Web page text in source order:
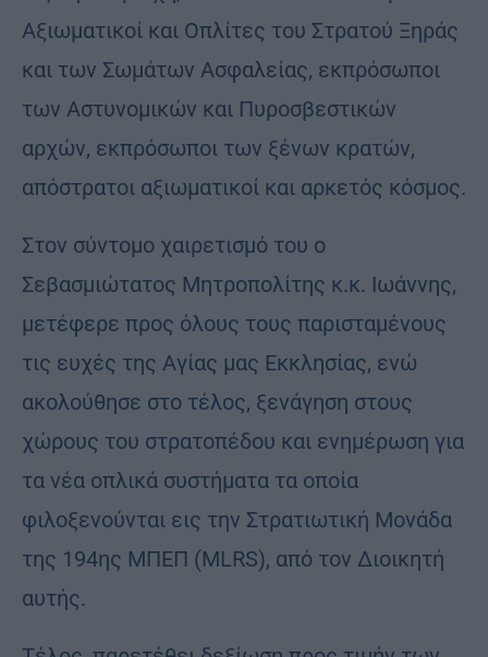
Αξιωματικοί και Οπλίτες του Στρατού Ξηράς
και των Σωμάτων Ασφαλείας, εκπρόσωποι
των Αστυνομικών και Πυροσβεστικών
αρχών, εκπρόσωποι των ξένων κρατών,
απόστρατοι αξιωματικοί και αρκετός κόσμος.
Στον σύντομο χαιρετισμό του ο
Σεβασμιώτατος Μητροπολίτης κ.κ. Ιωάννης,
μετέφερε προς όλους τους παρισταμένους
τις ευχές της Αγίας μας Εκκλησίας, ενώ
ακολούθησε στο τέλος, ξενάγηση στους
χώρους του στρατοπέδου και ενημέρωση για
τα νέα οπλικά συστήματα τα οποία
φιλοξενούνται εις την Στρατιωτική Μονάδα
της 194ης ΜΠΕΠ (MLRS), από τον Διοικητή
αυτής.